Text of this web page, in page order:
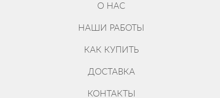
О НАС
НАШИ РАБОТЫ
КАК КУПИТЬ
ДОСТАВКА
КОНТАКТЫ